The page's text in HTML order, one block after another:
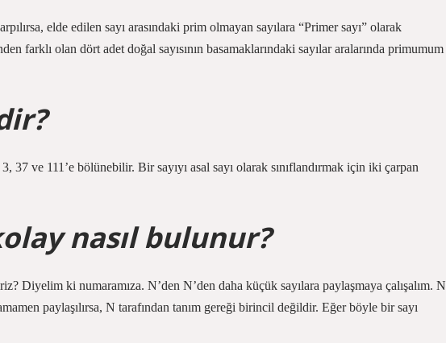
elde edilen sayı arasındaki prim olmayan sayılara “Primer sayı” olarak
farklı olan dört adet doğal sayısının basamaklarındaki sayılar aralarında primumum
37 ve 111’e bölünebilir. Bir sayıyı asal sayı olarak sınıflandırmak için iki çarpan
nasıl bulunur?
Diyelim ki numaramıza. N’den N’den daha küçük sayılara paylaşmaya çalışalım. N
paylaşılırsa, N tarafından tanım gereği birincil değildir. Eğer böyle bir sayı